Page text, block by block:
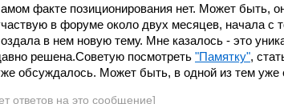
факте позиционирования нет. Может быть,
в форуме около двух месяцев, начала с
в нем новую тему. Мне казалось - это
решена.Советую посмотреть "Памятку",
обсуждалось. Может быть, в одной из тем уже
ответов на это сообщение]